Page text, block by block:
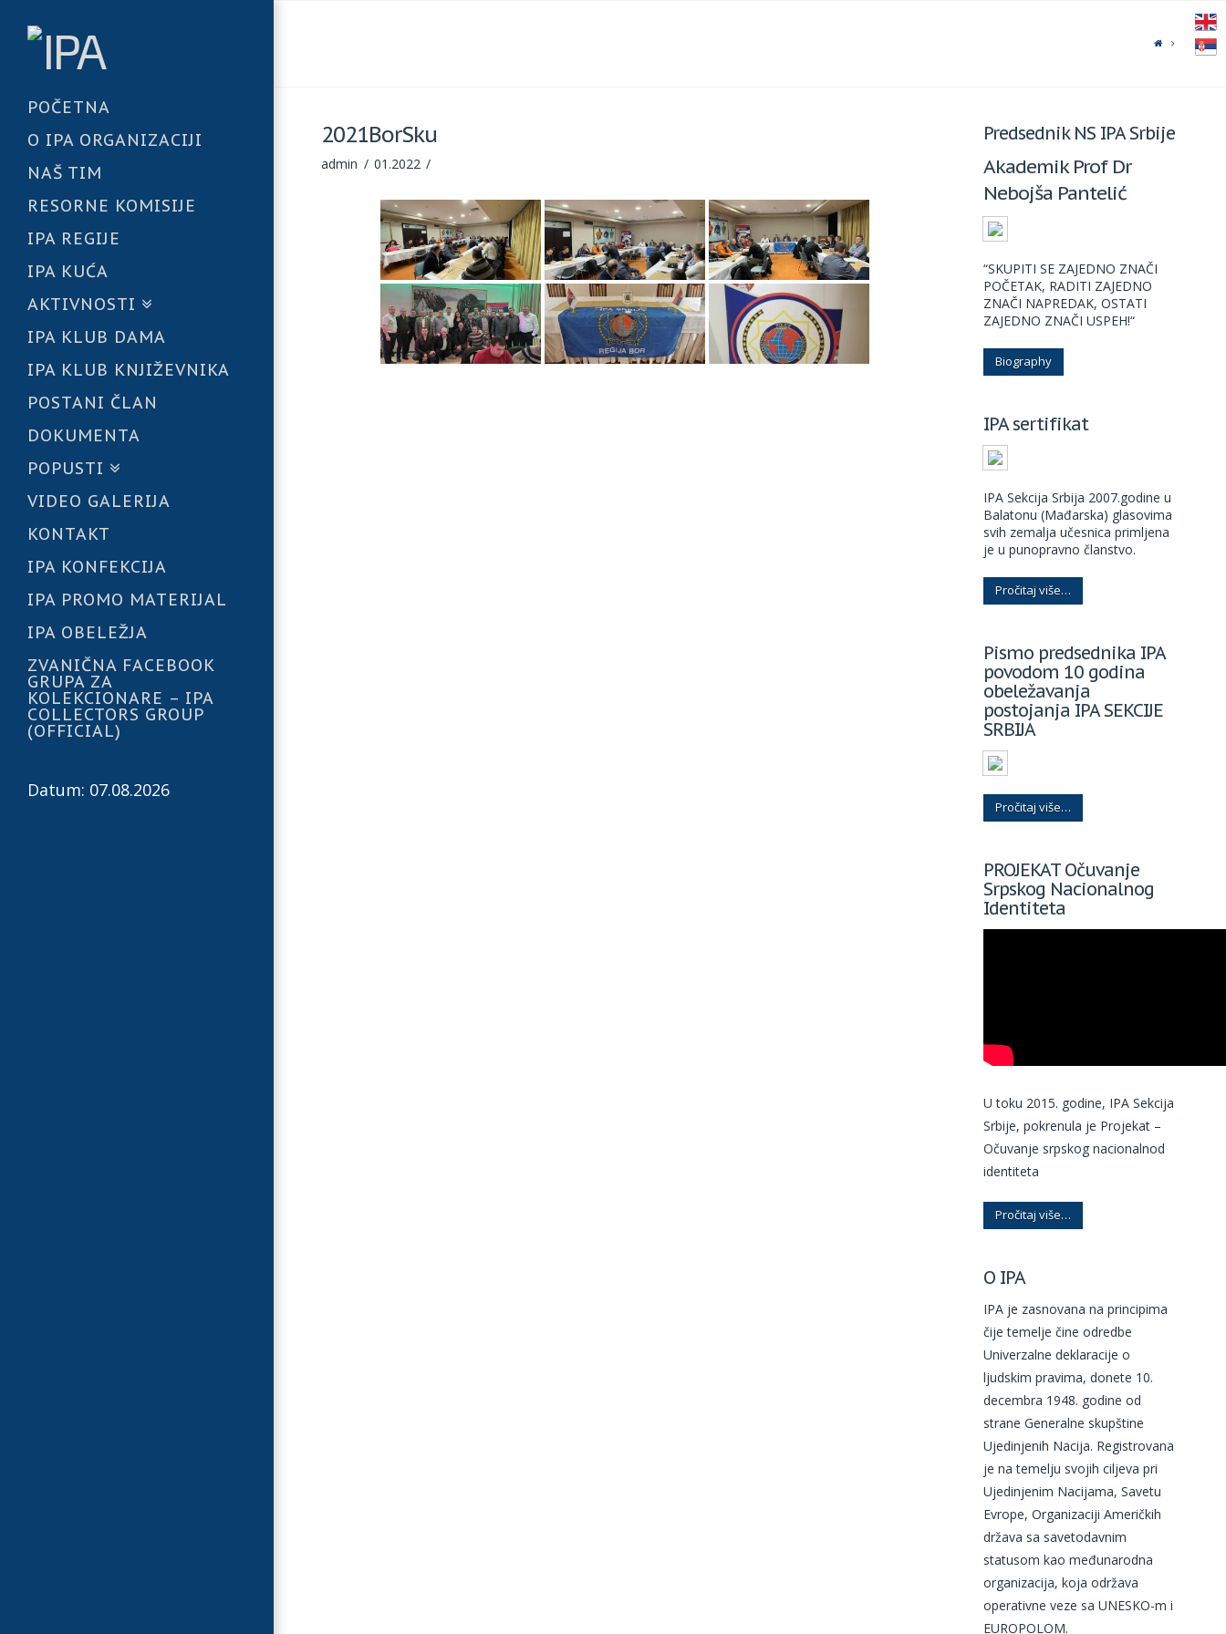
POČETNA
O IPA ORGANIZACIJI
NAŠ TIM
RESORNE KOMISIJE
IPA REGIJE
IPA KUĆA
AKTIVNOSTI
IPA KLUB DAMA
IPA KLUB KNJIŽEVNIKA
POSTANI ČLAN
DOKUMENTA
POPUSTI
VIDEO GALERIJA
KONTAKT
IPA KONFEKCIJA
IPA PROMO MATERIJAL
IPA OBELEŽJA
ZVANIČNA FACEBOOK
GRUPA ZA
KOLEKCIONARE – IPA
COLLECTORS GROUP
(OFFICIAL)
Datum: 07.08.2026
2021BorSku
admin 01.2022
Predsednik NS IPA Srbije
Akademik Prof Dr
Nebojša Pantelić
“SKUPITI SE ZAJEDNO ZNAČI
POČETAK, RADITI ZAJEDNO
ZNAČI NAPREDAK, OSTATI
ZAJEDNO ZNAČI USPEH!“
Biography
IPA sertifikat
IPA Sekcija Srbija 2007.godine u
Balatonu (Mađarska) glasovima
svih zemalja učesnica primljena
je u punopravno članstvo.
Pročitaj više…
Pismo predsednika IPA
povodom 10 godina
obeležavanja
postojanja IPA SEKCIJE
SRBIJA
Pročitaj više…
PROJEKAT Očuvanje
Srpskog Nacionalnog
Identiteta
U toku 2015. godine, IPA Sekcija
Srbije, pokrenula je Projekat –
Očuvanje srpskog nacionalnod
identiteta
Pročitaj više…
O IPA
IPA je zasnovana na principima
čije temelje čine odredbe
Univerzalne deklaracije o
ljudskim pravima, donete 10.
decembra 1948. godine od
strane Generalne skupštine
Ujedinjenih Nacija. Registrovana
je na temelju svojih ciljeva pri
Ujedinjenim Nacijama, Savetu
Evrope, Organizaciji Američkih
država sa savetodavnim
statusom kao međunarodna
organizacija, koja održava
operativne veze sa UNESKO-m i
EUROPOLOM.